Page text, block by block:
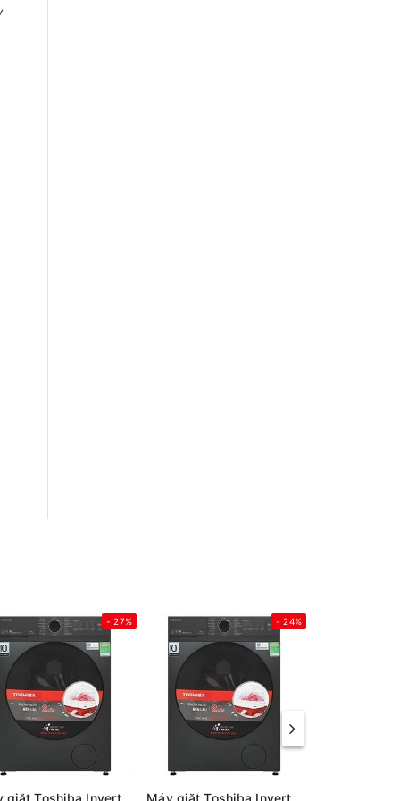
- 27%
Máy giặt Toshiba Inverter 13 kg TW-T21BU140UWV(MG)
- 24%
Máy giặt Toshiba Inverter 12 kg TW-T21BU130UWV(MG)